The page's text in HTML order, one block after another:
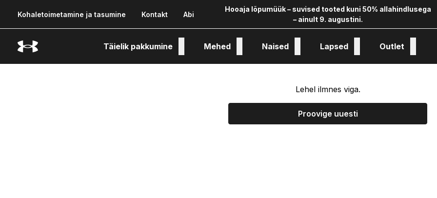
Kohaletoimetamine ja tasumine Kontakt Abi
Hooaja lõpumüük – suvised tooted kuni 50% allahindlusega
– ainult 9. augustini.
Täielik pakkumine Mehed Naised Lapsed Outlet
Lehel ilmnes viga.
Proovige uuesti